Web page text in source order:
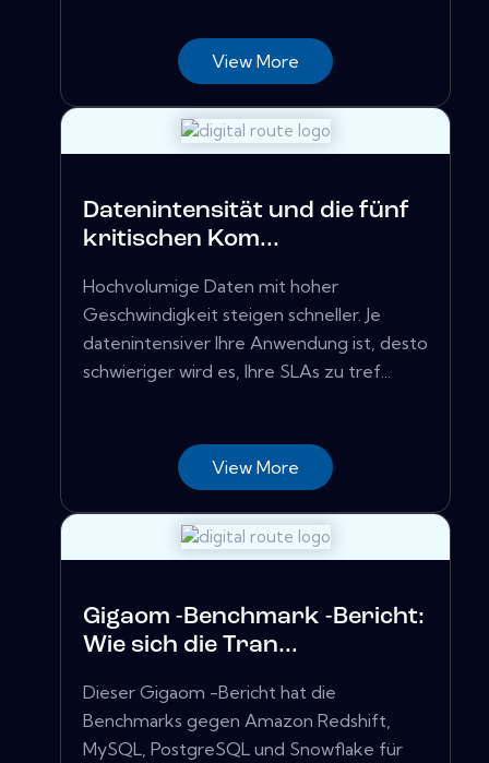
View More
Datenintensität und die fünf
kritischen Kom...
Hochvolumige Daten mit hoher
Geschwindigkeit steigen schneller. Je
datenintensiver Ihre Anwendung ist, desto
schwieriger wird es, Ihre SLAs zu tref...
View More
Gigaom -Benchmark -Bericht:
Wie sich die Tran...
Dieser Gigaom -Bericht hat die
Benchmarks gegen Amazon Redshift,
MySQL, PostgreSQL und Snowflake für